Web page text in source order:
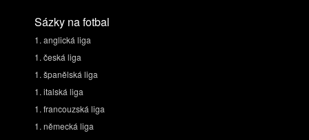
Sázky na fotbal
1. anglická liga
1. česká liga
1. španělská liga
1. italská liga
1. francouzská liga
1. německá liga